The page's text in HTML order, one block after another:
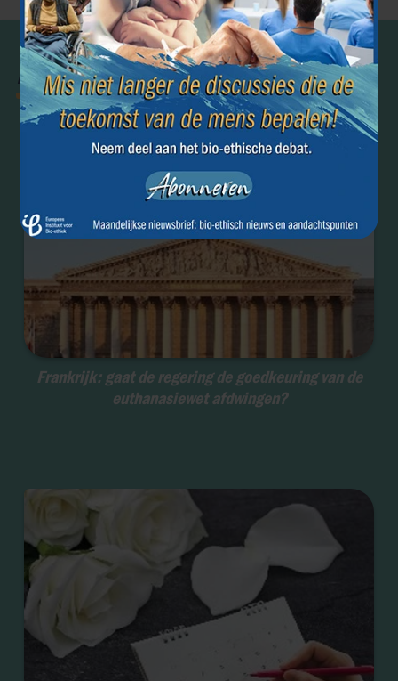
Euthanasie
Einde van het
leven
Frankrijk: gaat de regering de goedkeuring van de
euthanasiewet afdwingen?